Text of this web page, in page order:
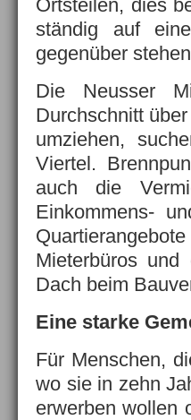
Ortsteilen, dies
ständig auf
gegenüber
Die Neusser
Durchschnitt
umziehen,
Viertel.
auch die
Einkommens-
Mieterbüros
Dach beim
Eine starke
Für Menschen,
wo sie in zehn
erwerben wollen